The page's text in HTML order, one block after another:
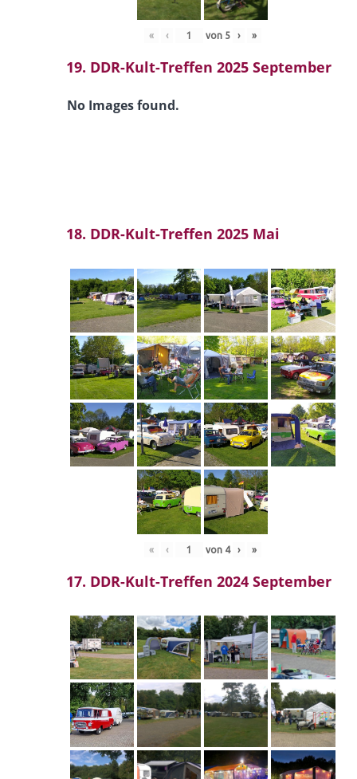
« ‹ von 5 › »
19. DDR-Kult-Treffen 2025 September
No Images found.
18. DDR-Kult-Treffen 2025 Mai
« ‹ von 4 › »
17. DDR-Kult-Treffen 2024 September